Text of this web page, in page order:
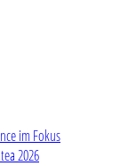
im Fokus
2026